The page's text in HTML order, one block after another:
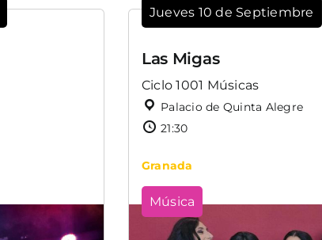
Jueves 10 de Septiembre
Las Migas
Ciclo 1001 Músicas
Palacio de Quinta Alegre
21:30
Granada
Música